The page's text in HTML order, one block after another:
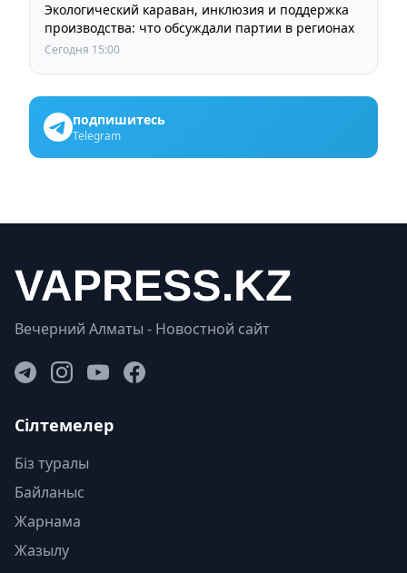
Экологический караван, инклюзия и поддержка
производства: что обсуждали партии в регионах
Сегодня 15:00
подпишитесь
Telegram
Вечерний Алматы - Новостной сайт
Сілтемелер
Біз туралы
Байланыс
Жарнама
Жазылу